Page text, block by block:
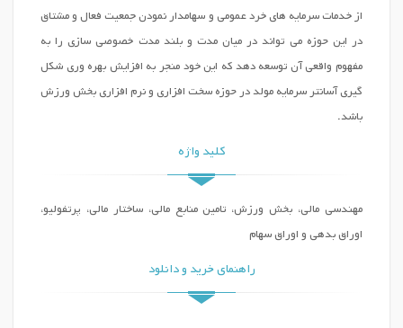
از خدمات سرمایه های خرد عمومی و سهامدار نمودن جمعیت فعال و مشتاق
در این حوزه می تواند در میان مدت و بلند مدت خصوصی سازی را به
مفهوم واقعی آن توسعه دهد که این خود منجر به افزایش بهره وری شکل
گیری آسانتر سرمایه مولد در حوزه سخت افزاری و نرم افزاری بخش ورزش
باشد.
کلید واژه
مهندسی مالی، بخش ورزش، تامین منابع مالی، ساختار مالی، پرتفولیو،
اوراق بدهی و اوراق سهام
راهنمای خرید و دانلود